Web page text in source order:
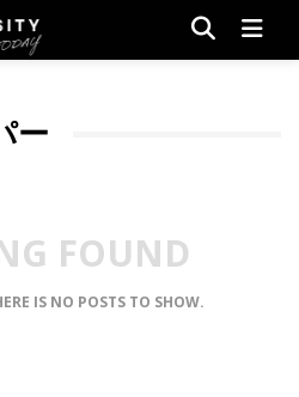
ー
FOUND
IS NO POSTS TO SHOW.